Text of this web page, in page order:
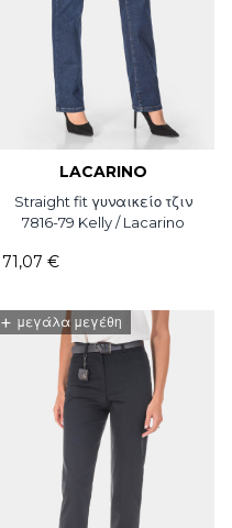
LACARINO
Straight fit γυναικείο τζιν
7816-79 Kelly / Lacarino
71,07 €
+ μεγάλα μεγέθη